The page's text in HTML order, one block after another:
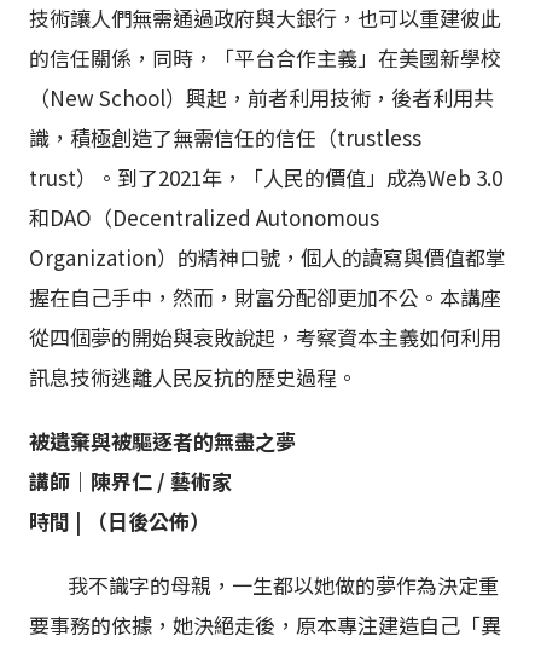
技術讓人們無需通過政府與大銀行，也可以重建彼此
的信任關係，同時，「平台合作主義」在美國新學校
（New School）興起，前者利用技術，後者利用共
識，積極創造了無需信任的信任（trustless
trust）。到了2021年，「人民的價值」成為Web 3.0
和DAO（Decentralized Autonomous
Organization）的精神口號，個人的讀寫與價值都掌
握在自己手中，然而，財富分配卻更加不公。本講座
從四個夢的開始與衰敗說起，考察資本主義如何利用
訊息技術逃離人民反抗的歷史過程。
被遺棄與被驅逐者的無盡之夢
講師｜陳界仁 / 藝術家
時間 | （日後公佈）
我不識字的母親，一生都以她做的夢作為決定重
要事務的依據，她決絕走後，原本專注建造自己「異